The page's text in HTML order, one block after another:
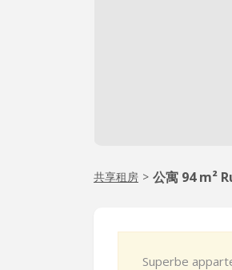
共享租房 > 公寓 94 m²
Superbe